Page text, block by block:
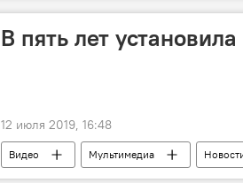
В пять лет
12 июля 2019, 16:48
Видео Мультимедиа